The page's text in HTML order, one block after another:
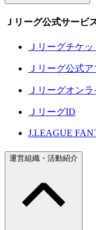
Ｊリーグ公式サービ
Ｊリーグチケッ
Ｊリーグ公式ア
Ｊリーグオン
ＪリーグID
J.LEAGUE
運営組織・活動紹介